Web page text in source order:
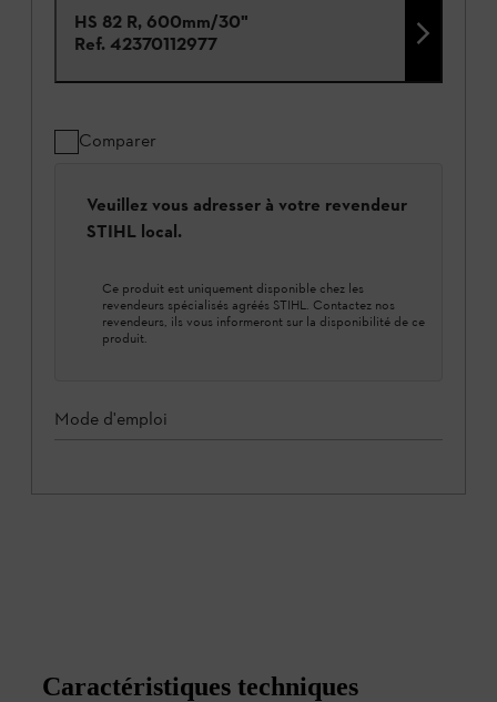
HS 82 R, 600mm/30"
Ref. 42370112977
Comparer
Veuillez vous adresser à votre revendeur
STIHL local.
Ce produit est uniquement disponible chez les
revendeurs spécialisés agréés STIHL. Contactez nos
revendeurs, ils vous informeront sur la disponibilité de ce
produit.
Mode d'emploi
Caractéristiques techniques